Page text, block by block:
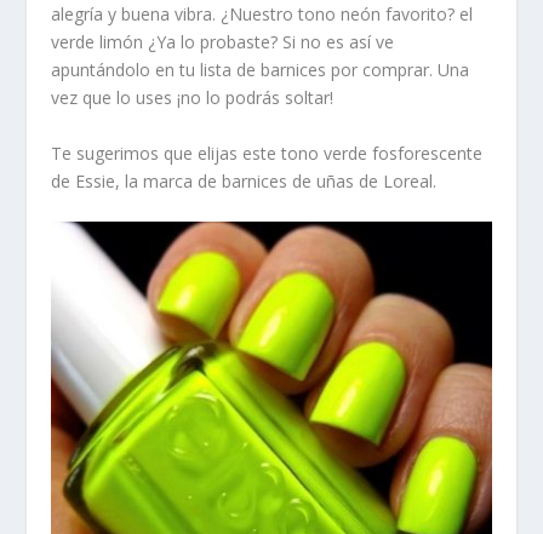
alegría y buena vibra. ¿Nuestro tono neón favorito? el
verde limón ¿Ya lo probaste? Si no es así ve
apuntándolo en tu lista de barnices por comprar. Una
vez que lo uses ¡no lo podrás soltar!
Te sugerimos que elijas este tono verde fosforescente
de Essie, la marca de barnices de uñas de Loreal.